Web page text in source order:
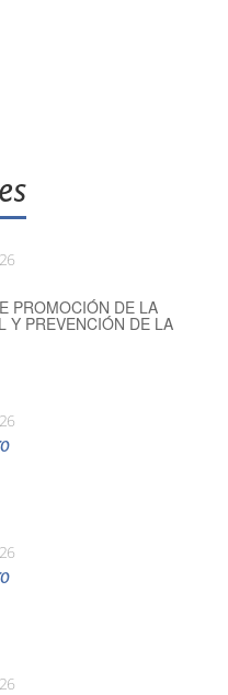
PROMOCIÓN DE LA
Y PREVENCIÓN DE LA